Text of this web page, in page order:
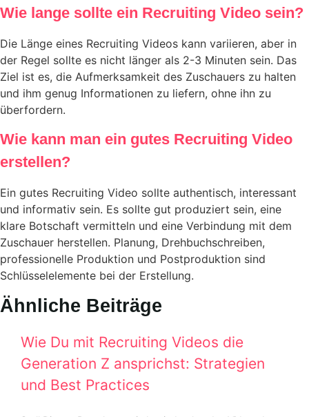
Wie lange sollte ein Recruiting Video sein?
Die Länge eines Recruiting Videos kann variieren, aber in
der Regel sollte es nicht länger als 2-3 Minuten sein. Das
Ziel ist es, die Aufmerksamkeit des Zuschauers zu halten
und ihm genug Informationen zu liefern, ohne ihn zu
überfordern.
Wie kann man ein gutes Recruiting Video
erstellen?
Ein gutes Recruiting Video sollte authentisch, interessant
und informativ sein. Es sollte gut produziert sein, eine
klare Botschaft vermitteln und eine Verbindung mit dem
Zuschauer herstellen. Planung, Drehbuchschreiben,
professionelle Produktion und Postproduktion sind
Schlüsselelemente bei der Erstellung.
Ähnliche Beiträge
Wie Du mit Recruiting Videos die
Generation Z ansprichst: Strategien
und Best Practices